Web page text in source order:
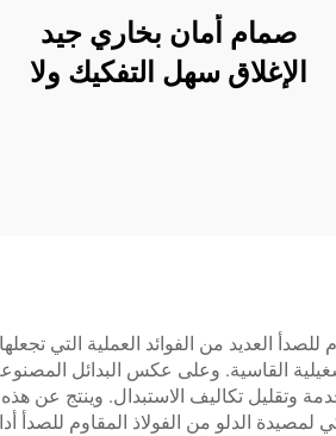
صمام أمان بخاري جيد
الإغلاق سهل التفكيك ولا
العديد من الفوائد العملية التي
القاسية. وعلى عكس البدائل
وتقليل تكاليف الاستبدال. وينتج
لمصيدة الدلو من الفولاذ المقاوم